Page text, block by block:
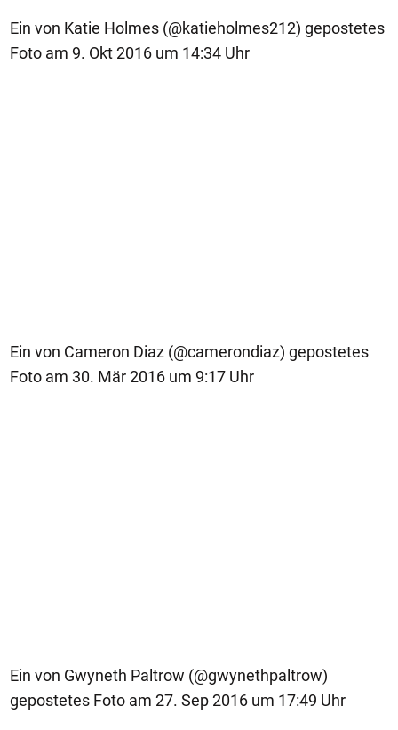
Ein von Katie Holmes (@katieholmes212) gepostetes
Foto am 9. Okt 2016 um 14:34 Uhr
Ein von Cameron Diaz (@camerondiaz) gepostetes
Foto am 30. Mär 2016 um 9:17 Uhr
Ein von Gwyneth Paltrow (@gwynethpaltrow)
gepostetes Foto am 27. Sep 2016 um 17:49 Uhr